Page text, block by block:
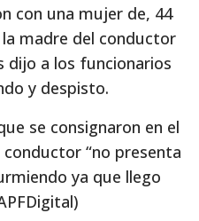
con una mujer de, 44
madre del conductor
dijo a los funcionarios
y despisto.
se consignaron en el
“no presenta
ya que llego